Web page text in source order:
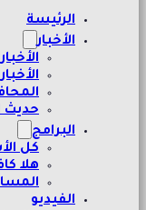
الرئيسة
الأخبار
الأخبار
حديث
البرامج
كل
هلا
الفيديو